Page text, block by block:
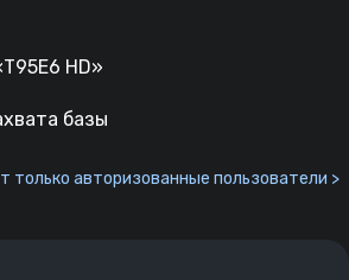
HD»
базы
только авторизованные пользователи >